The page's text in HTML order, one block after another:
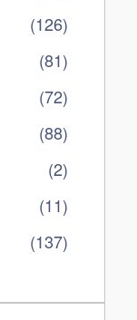
(126)
(81)
(72)
(88)
(2)
(11)
(137)